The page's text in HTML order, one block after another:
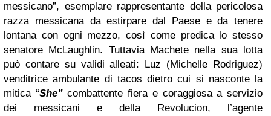
messicano”, esemplare rappresentante della pericolosa
razza messicana da estirpare dal Paese e da tenere
lontana con ogni mezzo, così come predica lo stesso
senatore McLaughlin. Tuttavia Machete nella sua lotta
può contare su validi alleati: Luz (Michelle Rodriguez)
venditrice ambulante di tacos dietro cui si nasconte la
mitica “She”combattente fiera e coraggiosa a servizio
dei messicani e della Revolucion, l’agente